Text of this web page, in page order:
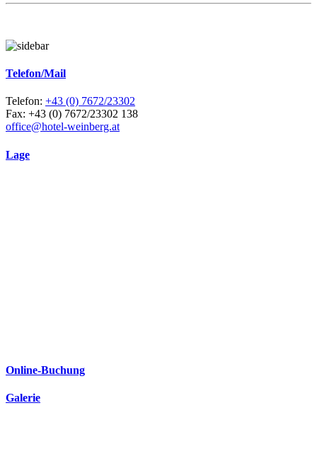
Telefon/Mail
Telefon: +43 (0) 7672/23302
Fax: +43 (0) 7672/23302 138
office@hotel-weinberg.at
Lage
Online-Buchung
Galerie